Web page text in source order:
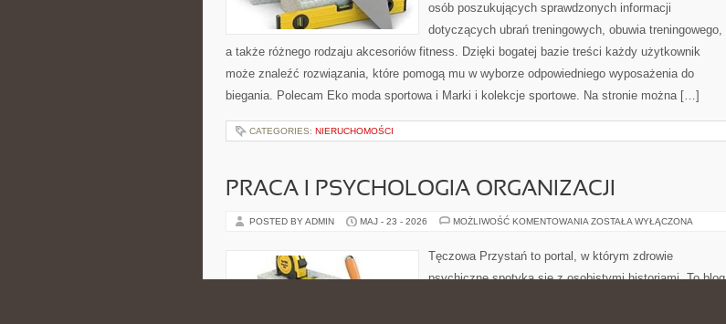
osób poszukujących sprawdzonych informacji
dotyczących ubrań treningowych, obuwia treningowego,
a także różnego rodzaju akcesoriów fitness. Dzięki bogatej bazie treści każdy użytkownik
może znaleźć rozwiązania, które pomogą mu w wyborze odpowiedniego wyposażenia do
biegania. Polecam Eko moda sportowa i Marki i kolekcje sportowe. Na stronie można […]
CATEGORIES: NIERUCHOMOŚCI
PRACA I PSYCHOLOGIA ORGANIZACJI
POSTED BY ADMIN MAJ - 23 - 2026 MOŻLIWOŚĆ KOMENTOWANIA PRACA
ORGANIZACJI
ZOSTAŁA WYŁĄCZONA
Tęczowa Przystań to portal, w którym zdrowie
psychiczne spotyka się z osobistymi historiami. To blog